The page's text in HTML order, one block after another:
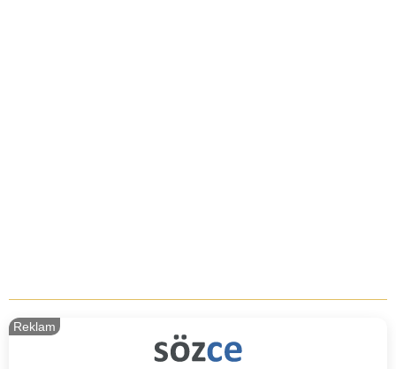
Reklam